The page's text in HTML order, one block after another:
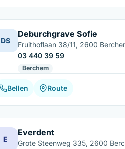
DS
Deburchgrave Sofie
Fruithoflaan 38/11, 2600
03 440 39 59
Berchem
Bellen Route
E
Everdent
Grote Steenweg 335, 2600